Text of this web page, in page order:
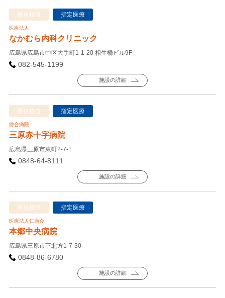
肝炎検査 指定医療
医療法人
なかむら内科クリニック
広島県広島市中区大手町1-1-20 相生橋ビル9F
082-545-1199
施設の詳細
肝炎検査 指定医療
総合病院
三原赤十字病院
広島県三原市東町2-7-1
0848-64-8111
施設の詳細
肝炎検査 指定医療
医療法人仁康会
本郷中央病院
広島県三原市下北方1-7-30
0848-86-6780
施設の詳細